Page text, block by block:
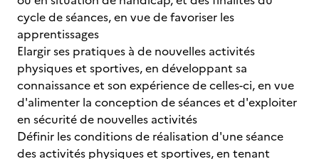
cycle de séances, en vue de favoriser les
apprentissages
Elargir ses pratiques à de nouvelles activités
physiques et sportives, en développant sa
connaissance et son expérience de celles-ci, en vue
d'alimenter la conception de séances et d'exploiter
en sécurité de nouvelles activités
Définir les conditions de réalisation d'une séance
des activités physiques et sportives, en tenant